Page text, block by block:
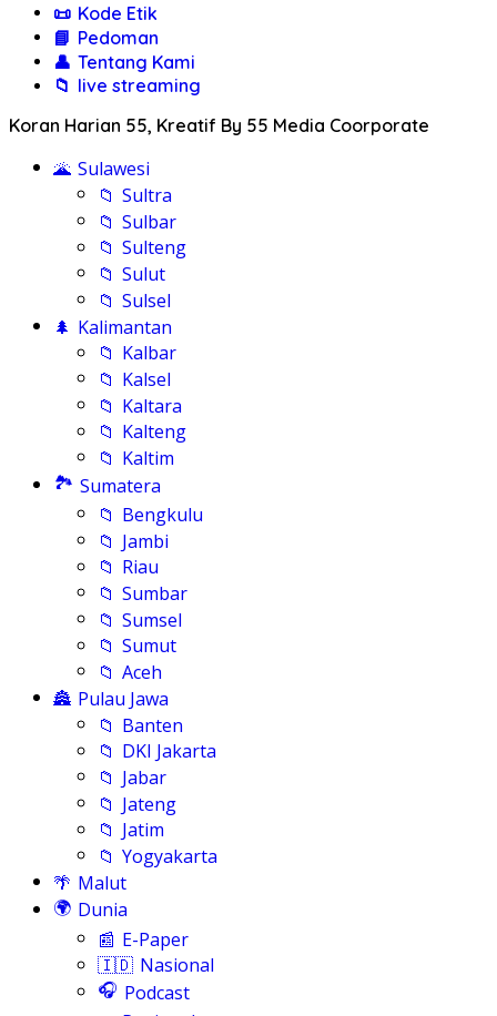
📜 Kode Etik
📘 Pedoman
👤 Tentang Kami
📁 live streaming
Koran Harian 55, Kreatif By 55 Media Coorporate
🌋 Sulawesi
📁 Sultra
📁 Sulbar
📁 Sulteng
📁 Sulut
📁 Sulsel
🌲 Kalimantan
📁 Kalbar
📁 Kalsel
📁 Kaltara
📁 Kalteng
📁 Kaltim
🏞️ Sumatera
📁 Bengkulu
📁 Jambi
📁 Riau
📁 Sumbar
📁 Sumsel
📁 Sumut
📁 Aceh
🏯 Pulau Jawa
📁 Banten
📁 DKI Jakarta
📁 Jabar
📁 Jateng
📁 Jatim
📁 Yogyakarta
🌴 Malut
🌍 Dunia
📰 E-Paper
🇮🇩 Nasional
🎧 Podcast